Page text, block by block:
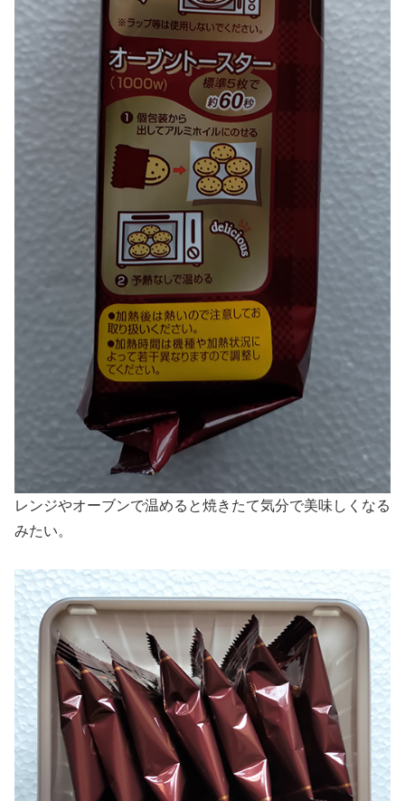
レンジやオーブンで温めると焼きたて気分で美味しくなる
みたい。